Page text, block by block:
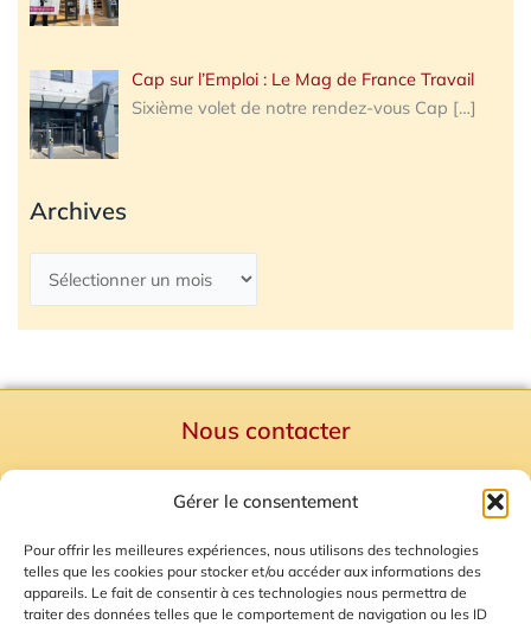
Gérer le consentement
Pour offrir les meilleures expériences, nous utilisons des technologies
telles que les cookies pour stocker et/ou accéder aux informations des
appareils. Le fait de consentir à ces technologies nous permettra de
traiter des données telles que le comportement de navigation ou les ID
Cap sur l’Emploi : Le Mag de France Travail
Sixième volet de notre rendez-vous Cap […]
Archives
Nous contacter
Mentions Légales
Plan du site
Gestion des Cookies